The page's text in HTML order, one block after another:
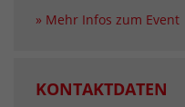
» Mehr Infos zum Event
KONTAKTDATEN